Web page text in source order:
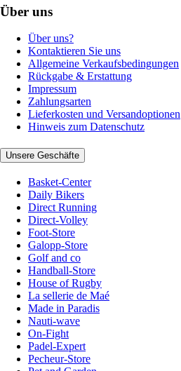
Über uns
Über uns?
Kontaktieren Sie uns
Allgemeine Verkaufsbedingungen
Rückgabe & Erstattung
Impressum
Zahlungsarten
Lieferkosten und Versandoptionen
Hinweis zum Datenschutz
Unsere Geschäfte
Basket-Center
Daily Bikers
Direct Running
Direct-Volley
Foot-Store
Galopp-Store
Golf and co
Handball-Store
House of Rugby
La sellerie de Maé
Made in Paradis
Nauti-wave
On-Fight
Padel-Expert
Pecheur-Store